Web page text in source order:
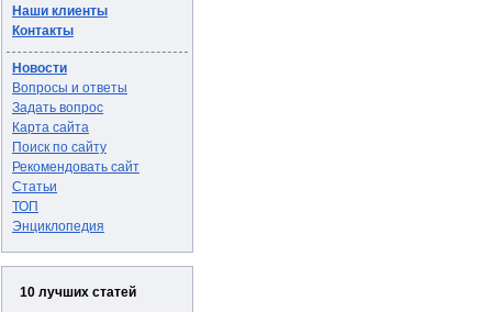
Наши клиенты
Контакты
Новости
Вопросы и ответы
Задать вопрос
Карта сайта
Поиск по сайту
Рекомендовать сайт
Статьи
ТОП
Энциклопедия
10 лучших статей